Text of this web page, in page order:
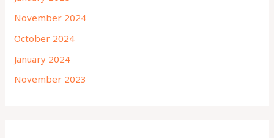
November 2024
October 2024
January 2024
November 2023